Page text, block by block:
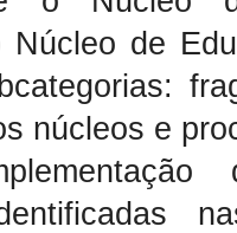
Núcleo de
núcleos e